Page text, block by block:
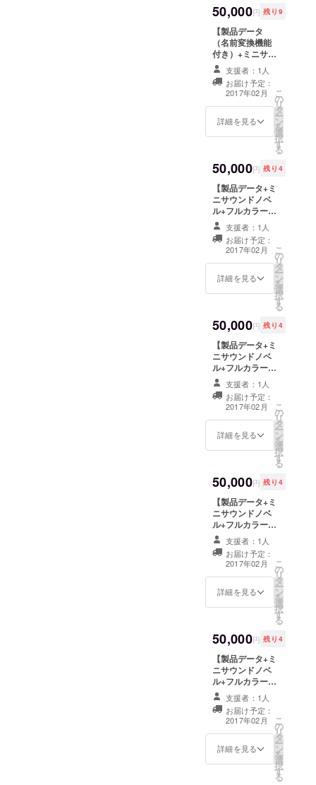
も声優さんから
でも大丈夫です
が、個人で利用
する以外の無断
配布は禁止とさ
せていただきま
す。
ただきます ・内
容については事
前にリクエスト
する場を設けま
す ・個人の利用
の範囲内でお願
いいたします
50,000円 残り9
【製品データ
（名前変換機能
付き）+ミニサウ
ンドノベル（名
前変換機能な
し）+フルカラー
CG集+全短編集
+録り下ろしシス
テムボイス】
て、名前変換機
能付きにしま
す。 名前変換
機能付きはこち
らのリターン専
用の仕様となり
ますので、通常
の製品版には付
きません。
支援者：1人
お届け予定：
2017年02月
詳細を見る
こ
の
リ
タ
ー
ン
を
選
択
す
る
50,000円 残り4
【製品データ+ミ
ニサウンドノベ
ル+フルカラー
CG集+全短編集
+録り下ろしシス
テムボイス+リク
エストSS５本
（フルカラー挿
画付き）】
本（キャラ指定
可。なければ５
人分書きます）
+フルカラー挿画
支援者：1人
お届け予定：
2017年02月
詳細を見る
こ
の
リ
タ
ー
ン
を
選
択
す
る
50,000円 残り4
【製品データ+ミ
ニサウンドノベ
ル+フルカラー
CG集+全短編集
+録り下ろしシス
テムボイス+描き
下ろし直筆イラ
スト+リクエスト
SS５本（モノク
ものが直筆イラ
ストを一枚描き
下ろしご自宅に
郵送します ・文
音がリクエスト
でSSを５本
（キャラ指定
可。なければ五
人分書きます）
ものがモノクロ
の插画をつけま
支援者：1人
お届け予定：
2017年02月
詳細を見る
こ
の
リ
タ
ー
ン
を
選
択
す
る
50,000円 残り4
【製品データ+ミ
ニサウンドノベ
ル+フルカラー
CG集+全短編集
+録り下ろしシス
テムボイス+サ
ミュエル抱き
枕】 ￥５０００
のリターンにプ
ル・ダブルの抱
き枕を先行して
お届けします。
DLできる「おや
すみ、おはよう
ボイス」付きで
す。 プロジェク
ト成立の場合、
抱き枕だけ先に
ます。
支援者：1人
お届け予定：
2017年02月
詳細を見る
こ
の
リ
タ
ー
ン
を
選
択
す
る
50,000円 残り4
【製品データ+ミ
ニサウンドノベ
ル+フルカラー
CG集+全短編集
+録り下ろしシス
テムボイス+ウォ
ルター抱き枕】
￥５０００のリ
ターンにプラス
支援者：1人
お届け予定：
2017年02月
詳細を見る
こ
の
リ
タ
ー
ン
を
選
択
す
る